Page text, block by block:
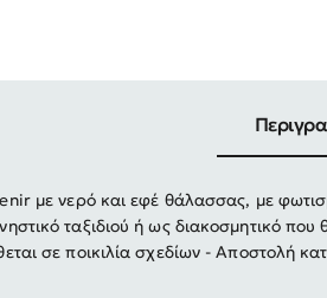
με νερό και εφέ θάλασσας, με
ταξιδιού ή ως διακοσμητικό
σε ποικιλία σχεδίων - Αποστολή